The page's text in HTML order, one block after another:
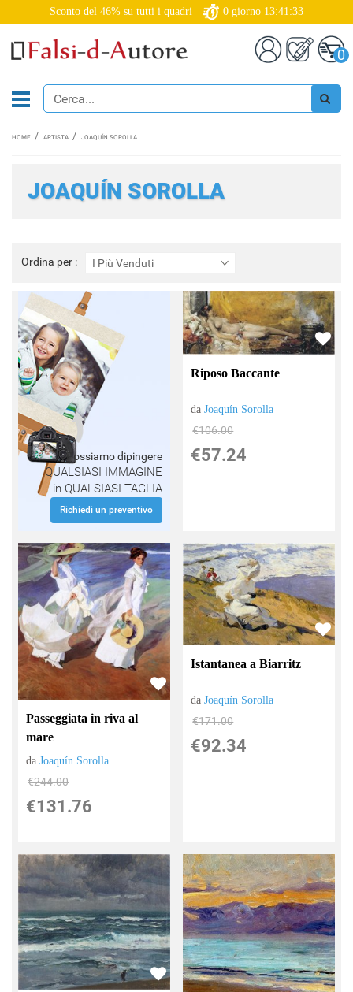
Sconto del 46% su tutti i quadri 0 giorno 13:41:31
0
HOME ARTISTA JOAQUÍN SOROLLA
JOAQUÍN SOROLLA
Ordina per : I Più Venduti
Ordina
per
Possiamo dipingere
QUALSIASI IMMAGINE
in QUALSIASI TAGLIA
Richiedi un preventivo
Riposo Baccante
daJoaquín Sorolla
€106.00
€57.24
Passeggiata in riva al
mare
daJoaquín Sorolla
€244.00
€131.76
Istantanea a Biarritz
daJoaquín Sorolla
€171.00
€92.34